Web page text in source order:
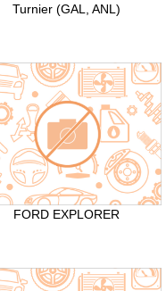
Turnier (GAL, ANL)
FORD EXPLORER